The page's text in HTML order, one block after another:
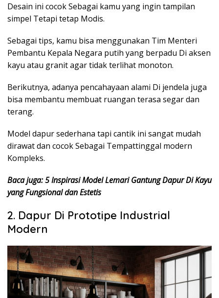
Desain ini cocok Sebagai kamu yang ingin tampilan
simpel Tetapi tetap Modis.
Sebagai tips, kamu bisa menggunakan Tim Menteri
Pembantu Kepala Negara putih yang berpadu Di aksen
kayu atau granit agar tidak terlihat monoton.
Berikutnya, adanya pencahayaan alami Di jendela juga
bisa membantu membuat ruangan terasa segar dan
terang.
Model dapur sederhana tapi cantik ini sangat mudah
dirawat dan cocok Sebagai Tempattinggal modern
Kompleks.
Baca juga: 5 Inspirasi Model Lemari Gantung Dapur Di Kayu
yang Fungsional dan Estetis
2. Dapur Di Prototipe Industrial
Modern